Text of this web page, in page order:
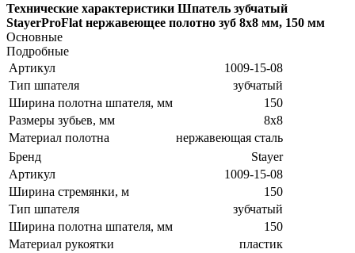
Технические характеристики Шпатель зубчатый
StayerProFlat нержавеющее полотно зуб 8х8 мм, 150 мм
Основные
Подробные
Артикул
1009-15-08
Тип шпателя
зубчатый
Ширина полотна шпателя, мм
150
Размеры зубьев, мм
8х8
Материал полотна
нержавеющая сталь
Бренд
Stayer
Артикул
1009-15-08
Ширина стремянки, м
150
Тип шпателя
зубчатый
Ширина полотна шпателя, мм
150
Материал рукоятки
пластик